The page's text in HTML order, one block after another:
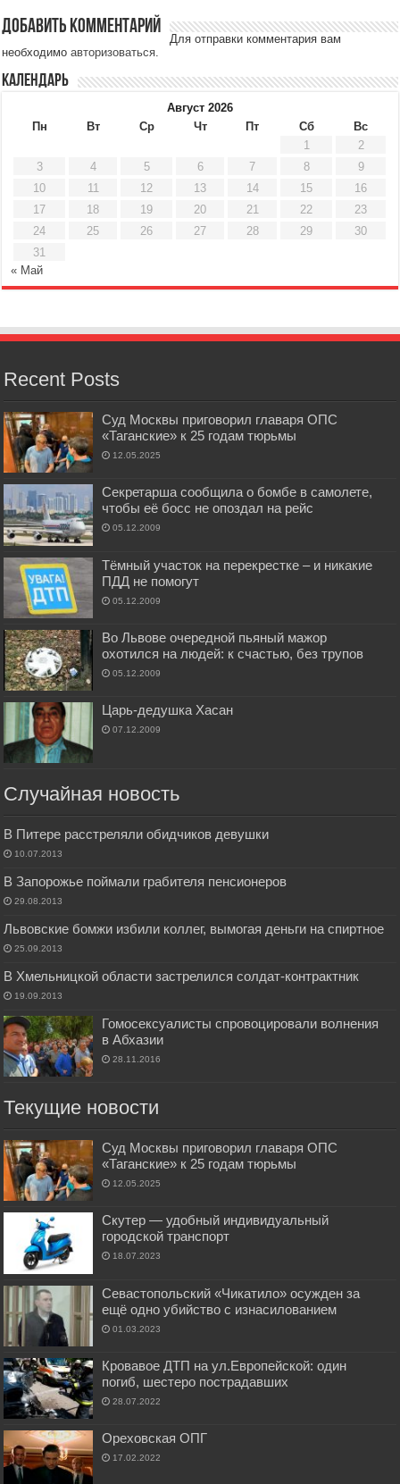
Добавить комментарий
Для отправки комментария вам
необходимоавторизоваться.
Календарь
Август 2026
Пн
Вт Ср Чт Пт Сб
Вс
1
2
3
4 5 6 7 8
9
10
11 12 13 14 15
16
17
18 19 20 21 22
23
24
25 26 27 28 29
30
31
« Май
Recent Posts
Суд Москвы приговорил главаря ОПС
«Таганские» к 25 годам тюрьмы
12.05.2025
Секретарша сообщила о бомбе в самолете,
чтобы её босс не опоздал на рейс
05.12.2009
Тёмный участок на перекрестке – и никакие
ПДД не помогут
05.12.2009
Во Львове очередной пьяный мажор
охотился на людей: к счастью, без трупов
05.12.2009
Царь-дедушка Хасан
07.12.2009
Случайная новость
В Питере расстреляли обидчиков девушки
10.07.2013
В Запорожье поймали грабителя пенсионеров
29.08.2013
Львовские бомжи избили коллег, вымогая деньги на спиртное
25.09.2013
В Хмельницкой области застрелился солдат-контрактник
19.09.2013
Гомосексуалисты спровоцировали волнения
в Абхазии
28.11.2016
Текущие новости
Суд Москвы приговорил главаря ОПС
«Таганские» к 25 годам тюрьмы
12.05.2025
Скутер — удобный индивидуальный
городской транспорт
18.07.2023
Севастопольский «Чикатило» осужден за
ещё одно убийство с изнасилованием
01.03.2023
Кровавое ДТП на ул.Европейской: один
погиб, шестеро пострадавших
28.07.2022
Ореховская ОПГ
17.02.2022